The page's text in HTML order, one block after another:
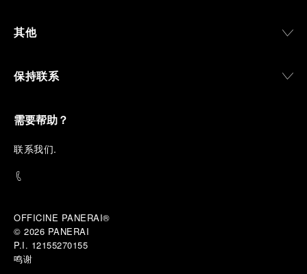
其他
保持联系
需要帮助？
联系我们.
OFFICINE PANERAI®
© 2026 PANERAI
P.I. 12155270155
鸣谢